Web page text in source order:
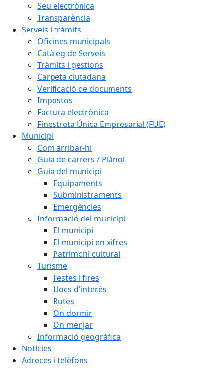
Seu electrònica
Transparència
Serveis i tràmits
Oficines municipals
Catàleg de Serveis
Tràmits i gestions
Carpeta ciutadana
Verificació de documents
Impostos
Factura electrònica
Finestreta Única Empresarial (FUE)
Municipi
Com arribar-hi
Guia de carrers / Plànol
Guia del municipi
Equipaments
Subministraments
Emergències
Informació del municipi
El municipi
El municipi en xifres
Patrimoni cultural
Turisme
Festes i fires
Llocs d'interès
Rutes
On dormir
On menjar
Informació geogràfica
Notícies
Adreces i telèfons